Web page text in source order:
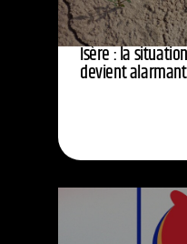
Isère : la
devient